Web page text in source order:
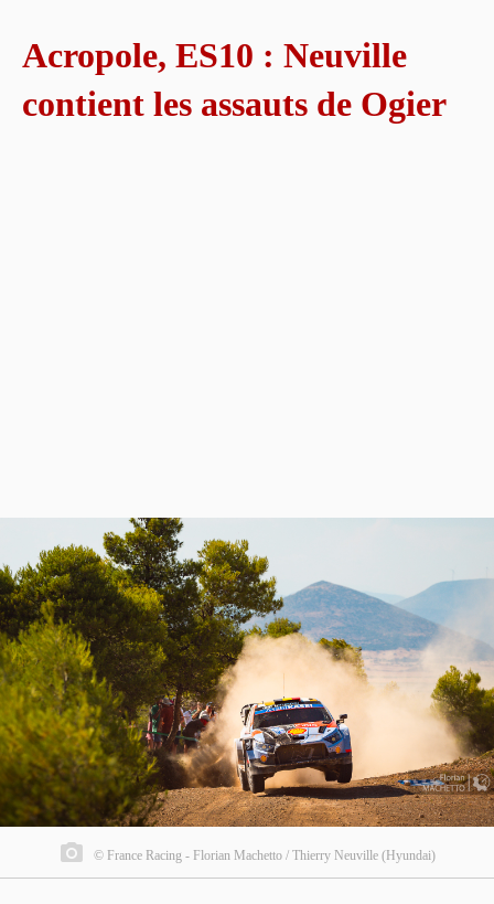
Acropole, ES10 : Neuville
contient les assauts de Ogier
© France Racing - Florian Machetto / Thierry Neuville (Hyundai)